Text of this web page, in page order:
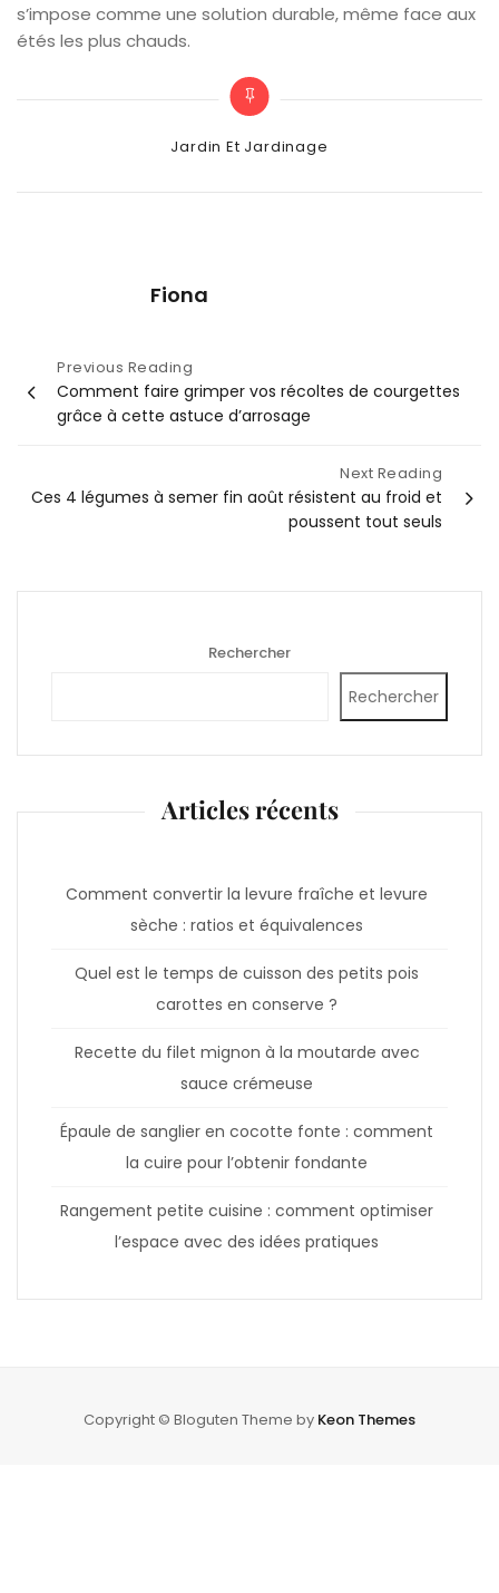
s’impose comme une solution durable, même face aux
étés les plus chauds.
Categories
Jardin Et Jardinage
Fiona
Navigation
de
l’article
Previous Reading
Comment faire grimper vos récoltes de courgettes
grâce à cette astuce d’arrosage
Next Reading
Ces 4 légumes à semer fin août résistent au froid et
poussent tout seuls
Rechercher
Rechercher
Articles récents
Comment convertir la levure fraîche et levure
sèche : ratios et équivalences
Quel est le temps de cuisson des petits pois
carottes en conserve ?
Recette du filet mignon à la moutarde avec
sauce crémeuse
Épaule de sanglier en cocotte fonte : comment
la cuire pour l’obtenir fondante
Rangement petite cuisine : comment optimiser
l’espace avec des idées pratiques
Copyright © Bloguten Theme by Keon Themes